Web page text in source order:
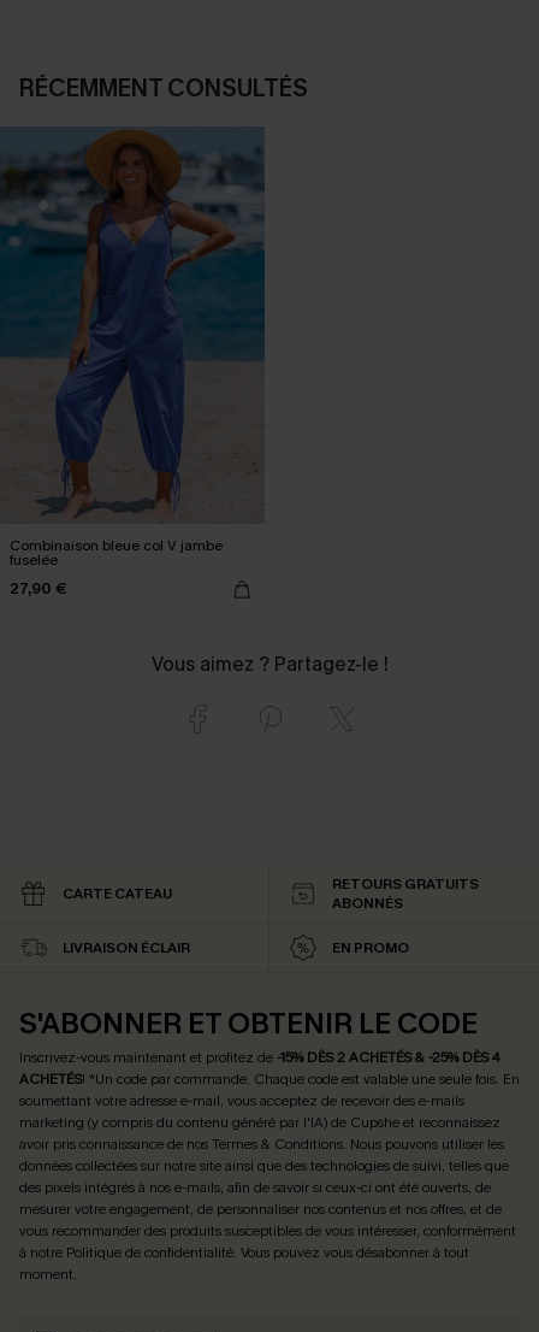
RÉCEMMENT CONSULTÉS
Combinaison bleue col V jambe
fuselée
27,90 €
Vous aimez ? Partagez-le !
CARTE CATEAU
RETOURS GRATUITS
ABONNÉS
LIVRAISON ÉCLAIR EN PROMO
S'ABONNER ET OBTENIR LE CODE
Inscrivez-vous maintenant et profitez de -15% DÈS 2 ACHETÉS & -25% DÈS 4
ACHETÉS! *Un code par commande. Chaque code est valable une seule fois. En
soumettant votre adresse e-mail, vous acceptez de recevoir des e-mails
marketing (y compris du contenu généré par l'IA) de Cupshe et reconnaissez
avoir pris connaissance de nosTermes & Conditions. Nous pouvons utiliser les
données collectées sur notre site ainsi que des technologies de suivi, telles que
des pixels intégrés à nos e-mails, afin de savoir si ceux-ci ont été ouverts, de
mesurer votre engagement, de personnaliser nos contenus et nos offres, et de
vous recommander des produits susceptibles de vous intéresser, conformément
à notre Politique de confidentialité. Vous pouvez vous désabonner à tout
moment.